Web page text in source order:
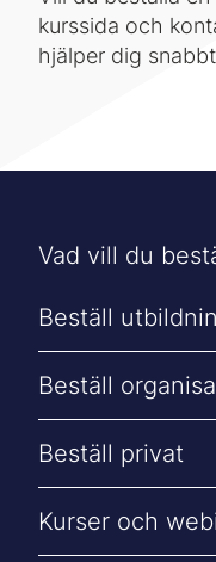
kurssida och
hjälper dig
Vad vill du
Beställ
Beställ
Beställ privat
Kurser och